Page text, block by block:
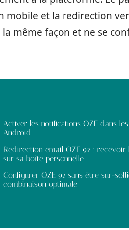
mobile et la redirection
même façon et ne se
Activer les notifications OZE dans
Android
Redirection email OZE 92 : recevoir
sur sa boîte personnelle
Configurer OZE 92 sans être sur-
combinaison optimale